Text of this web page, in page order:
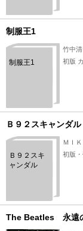
制服王1
制服王1
竹中
初版
Ｂ９２スキャンダル
Ｂ９２スキ
ャンダル
ＭＩ
初版
The Beatles 永遠